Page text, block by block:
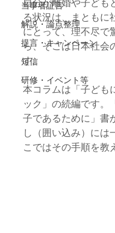
当事者証言
解説・論点整理
提言・キャンペーン
短信
研修・イベント等
自分が離婚や子ども
る状況は、まともに
にとって、理不尽で
ら、そこは日本社会
す。
本コラムは「子ども
ック」の続編です。
子であるために」書
し（囲い込み）には
こではその手順を教